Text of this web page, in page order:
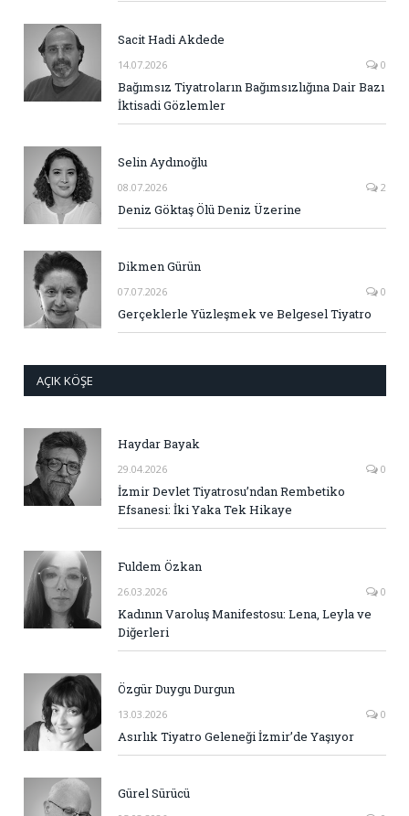
Sacit Hadi Akdede
14.07.2026 0
Bağımsız Tiyatroların Bağımsızlığına Dair Bazı
İktisadi Gözlemler
Selin Aydınoğlu
08.07.2026 2
Deniz Göktaş Ölü Deniz Üzerine
Dikmen Gürün
07.07.2026 0
Gerçeklerle Yüzleşmek ve Belgesel Tiyatro
AÇIK KÖŞE
Haydar Bayak
29.04.2026 0
İzmir Devlet Tiyatrosu’ndan Rembetiko
Efsanesi: İki Yaka Tek Hikaye
Fuldem Özkan
26.03.2026 0
Kadının Varoluş Manifestosu: Lena, Leyla ve
Diğerleri
Özgür Duygu Durgun
13.03.2026 0
Asırlık Tiyatro Geleneği İzmir’de Yaşıyor
Gürel Sürücü